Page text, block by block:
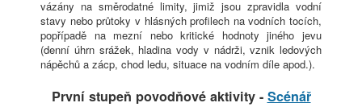
vázány na směrodatné limity, jimiž jsou zpravidla vodní
stavy nebo průtoky v hlásných profilech na vodních tocích,
popřípadě na mezní nebo kritické hodnoty jiného jevu
(denní úhrn srážek, hladina vody v nádrži, vznik ledových
nápěchů a zácp, chod ledu, situace na vodním díle apod.).
První stupeň povodňové aktivity - Scénář